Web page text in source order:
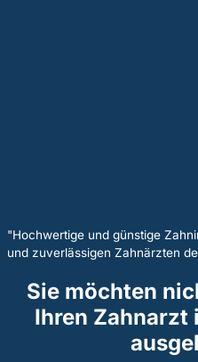
"Hochwertige und günstige
und zuverlässigen Zahnärzten
Sie möchten
Ihren Zahnarzt